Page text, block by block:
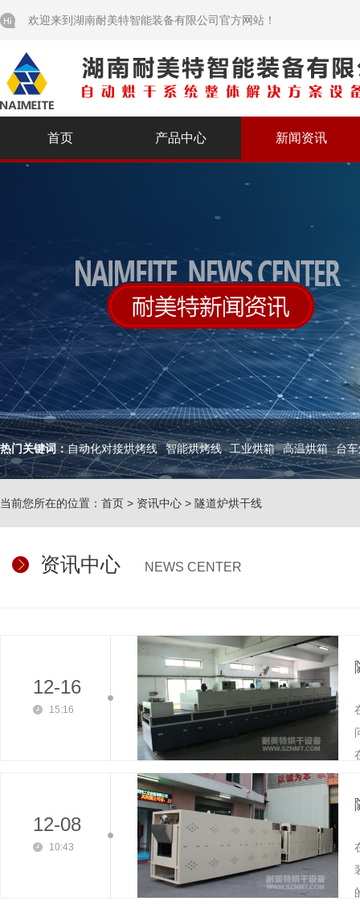
欢迎来到湖南耐美特智能装备有限公司官方网站！
首页 产品中心 新闻资讯
热门关键词： 自动化对接烘烤线 智能烘烤线 工业烘箱 高温烘箱 台
当前您所在的位置： 首页 > 资讯中心 > 隧道炉烘干线
资讯中心 NEWS CENTER
12-16
15:16
12-08
10:43